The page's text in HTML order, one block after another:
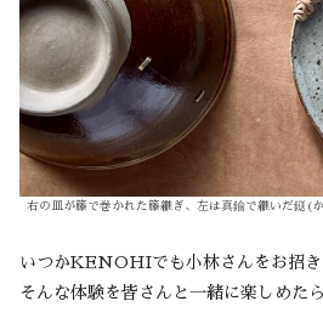
右の皿が籐で巻かれた籐継ぎ、左は真鍮で継いだ鎹(
いつかKENOHIでも小林さんをお招き
そんな体験を皆さんと一緒に楽しめた